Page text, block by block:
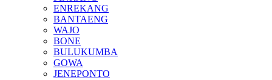
ENREKANG
BANTAENG
WAJO
BONE
BULUKUMBA
GOWA
JENEPONTO